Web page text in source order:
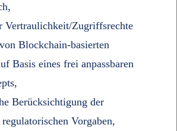
Vertraulichkeit/Zugriffsrechte
Blockchain-basierten
Basis eines frei anpassbaren
Berücksichtigung der
regulatorischen Vorgaben,